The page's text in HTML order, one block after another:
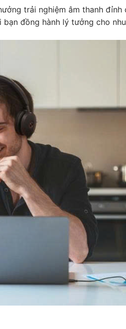
trải nghiệm âm thanh
bạn đồng hành lý tưởng cho